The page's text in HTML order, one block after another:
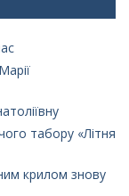
табору «Літня
крилом знову